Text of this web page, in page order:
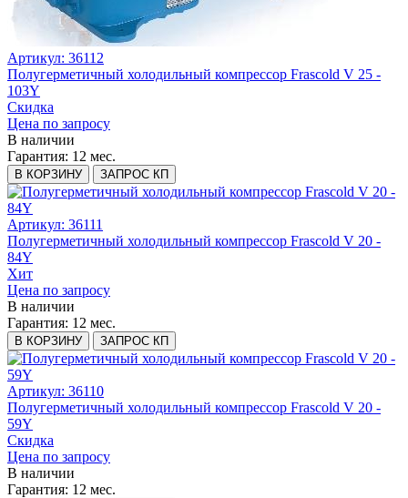
Артикул: 36112
Полугерметичный холодильный компрессор Frascold V 25 -
103Y
Скидка
Цена по запросу
В наличии
Гарантия: 12 мес.
В КОРЗИНУ ЗАПРОС КП
Артикул: 36111
Полугерметичный холодильный компрессор Frascold V 20 -
84Y
Хит
Цена по запросу
В наличии
Гарантия: 12 мес.
В КОРЗИНУ ЗАПРОС КП
Артикул: 36110
Полугерметичный холодильный компрессор Frascold V 20 -
59Y
Скидка
Цена по запросу
В наличии
Гарантия: 12 мес.